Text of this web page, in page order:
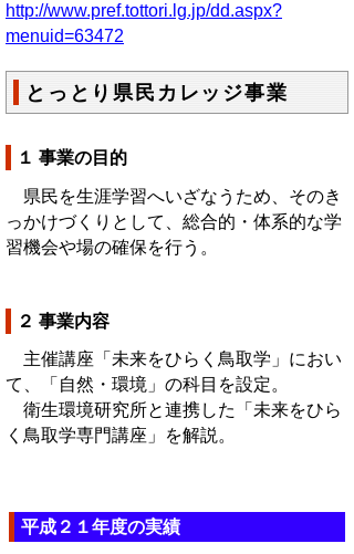
http://www.pref.tottori.lg.jp/dd.aspx?
menuid=63472
とっとり県民カレッジ事業
１ 事業の目的
県民を生涯学習へいざなうため、そのき
っかけづくりとして、総合的・体系的な学
習機会や場の確保を行う。
２ 事業内容
主催講座「未来をひらく鳥取学」におい
て、「自然・環境」の科目を設定。
衛生環境研究所と連携した「未来をひら
く鳥取学専門講座」を解説。
平成２１年度の実績